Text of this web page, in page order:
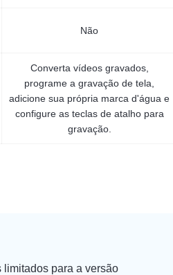
Não
Converta vídeos gravados,
programe a gravação de tela,
adicione sua própria marca d'água e
configure as teclas de atalho para
gravação.
limitados para a versão